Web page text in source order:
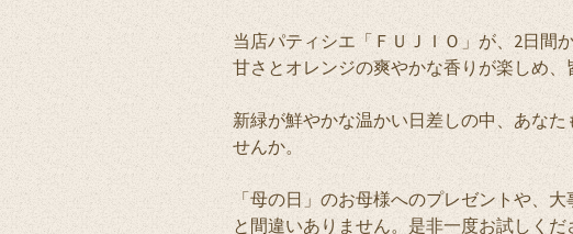
当店パティシエ「ＦＵＪＩＯ」が、2日間
甘さとオレンジの爽やかな香りが楽しめ
新緑が鮮やかな温かい日差しの中、あな
せんか。
「母の日」のお母様へのプレゼントや、
と間違いありません。是非一度お試しくだ